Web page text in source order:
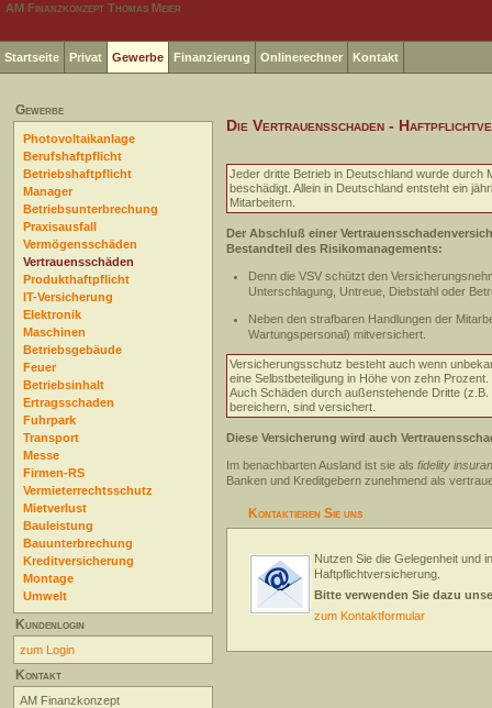
AM Finanzkonzept Thomas Meier
Startseite Privat Gewerbe Finanzierung Onlinerechner Kontakt
Gewerbe
Photovoltaikanlage
Berufshaftpflicht
Betriebshaftpflicht
Manager
Betriebsunterbrechung
Praxisausfall
Vermögensschäden
Vertrauensschäden
Produkthaftpflicht
IT-Versicherung
Elektronik
Maschinen
Betriebsgebäude
Feuer
Betriebsinhalt
Ertragsschaden
Fuhrpark
Transport
Messe
Firmen-RS
Vermieterrechtsschutz
Mietverlust
Bauleistung
Bauunterbrechung
Kreditversicherung
Montage
Umwelt
Kundenlogin
zum Login
Kontakt
AM Finanzkonzept
Die Vertrauensschaden -
Jeder dritte Betrieb in Deutschland wurde durch
beschädigt. Allein in Deutschland entsteht ein
Mitarbeitern.
Der Abschluß einer
Bestandteil des Risikomanagements:
Denn die VSV schützt den
Unterschlagung, Untreue, Diebstahl oder
Neben den strafbaren Handlungen der
Wartungspersonal) mitversichert.
Versicherungsschutz besteht auch wenn
eine Selbstbeteiligung in Höhe von zehn Prozent.
Auch Schäden durch außenstehende Dritte
bereichern, sind versichert.
Diese Versicherung wird auch
Im benachbarten Ausland ist sie als fidelity
Banken und Kreditgebern zunehmend als
Kontaktieren Sie uns
Nutzen Sie die Gelegenheit und
Haftpflichtversicherung.
Bitte verwenden Sie dazu
zum Kontaktformular